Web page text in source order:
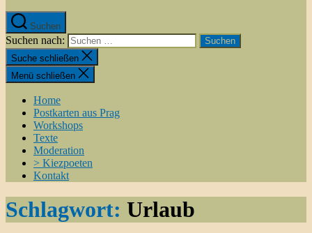
Suchen
Suchen nach:
Suche schließen
Menü schließen
Home
Postkarten aus Prag
Workshops
Texte
Moderation
> Kiezpoeten
Kontakt
Schlagwort: Urlaub